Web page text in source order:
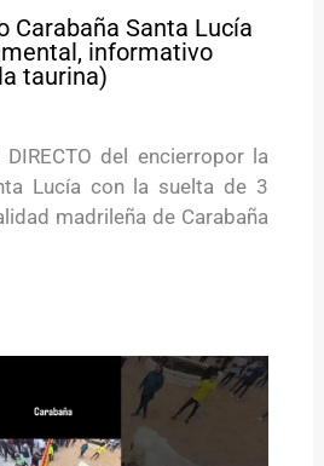
Carabaña Santa Lucía
informativo
taurina)
del encierropor la
Lucía con la suelta de 3
madrileña de Carabaña